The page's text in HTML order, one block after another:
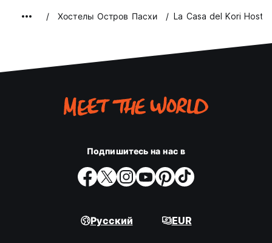
Хостелы Остров Пасхи La Casa del Kori Hostal
Подпишитесь на нас в
Русский EUR